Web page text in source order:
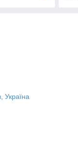
Україна